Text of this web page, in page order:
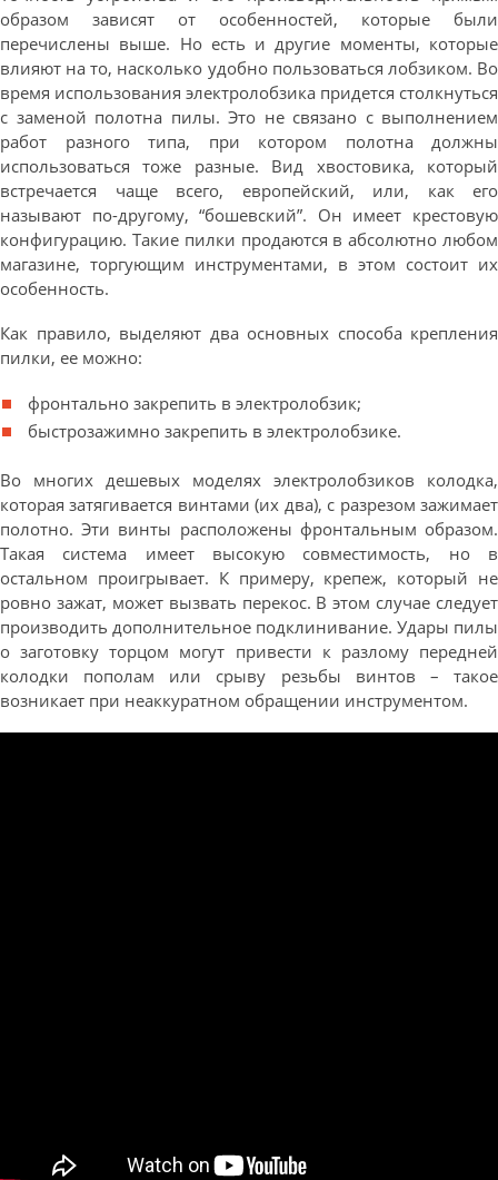
образом зависят от особенностей, которые были
перечислены выше. Но есть и другие моменты, которые
влияют на то, насколько удобно пользоваться лобзиком. Во
время использования электролобзика придется столкнуться
с заменой полотна пилы. Это не связано с выполнением
работ разного типа, при котором полотна должны
использоваться тоже разные. Вид хвостовика, который
встречается чаще всего, европейский, или, как его
называют по-другому, “бошевский”. Он имеет крестовую
конфигурацию. Такие пилки продаются в абсолютно любом
магазине, торгующим инструментами, в этом состоит их
особенность.
Как правило, выделяют два основных способа крепления
пилки, ее можно:
фронтально закрепить в электролобзик;
быстрозажимно закрепить в электролобзике.
Во многих дешевых моделях электролобзиков колодка,
которая затягивается винтами (их два), с разрезом зажимает
полотно. Эти винты расположены фронтальным образом.
Такая система имеет высокую совместимость, но в
остальном проигрывает. К примеру, крепеж, который не
ровно зажат, может вызвать перекос. В этом случае следует
производить дополнительное подклинивание. Удары пилы
о заготовку торцом могут привести к разлому передней
колодки пополам или срыву резьбы винтов – такое
возникает при неаккуратном обращении инструментом.